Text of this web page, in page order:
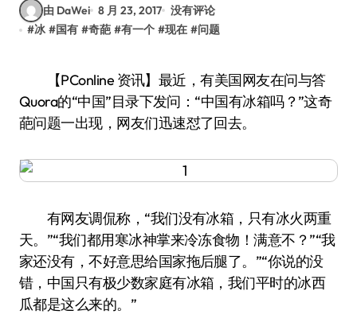
由 DaWei 8 月 23, 2017 没有评论
#冰 #国有 #奇葩 #有一个 #现在 #问题
【PConline 资讯】最近，有美国网友在问与答
Quora的“中国”目录下发问：“中国有冰箱吗？”这奇
葩问题一出现，网友们迅速怼了回去。
有网友调侃称，“我们没有冰箱，只有冰火两重
天。”“我们都用寒冰神掌来冷冻食物！满意不？”“我
家还没有，不好意思给国家拖后腿了。”“你说的没
错，中国只有极少数家庭有冰箱，我们平时的冰西
瓜都是这么来的。”